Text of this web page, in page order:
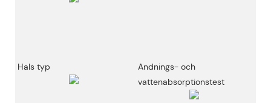
Hals typ
Andnings- och
vattenabsorptionstest